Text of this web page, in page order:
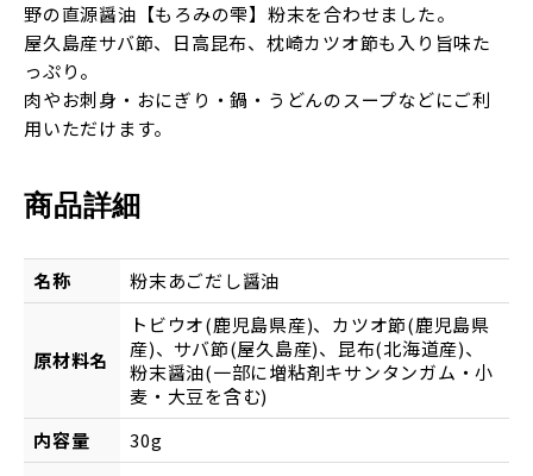
野の直源醤油【もろみの雫】粉末を合わせました。
屋久島産サバ節、日高昆布、枕崎カツオ節も入り旨味た
っぷり。
肉やお刺身・おにぎり・鍋・うどんのスープなどにご利
用いただけます。
商品詳細
名称 粉末あごだし醤油
原材料名
トビウオ(鹿児島県産)、カツオ節(鹿児島県
産)、サバ節(屋久島産)、昆布(北海道産)、
粉末醤油(一部に増粘剤キサンタンガム・小
麦・大豆を含む)
内容量
30g